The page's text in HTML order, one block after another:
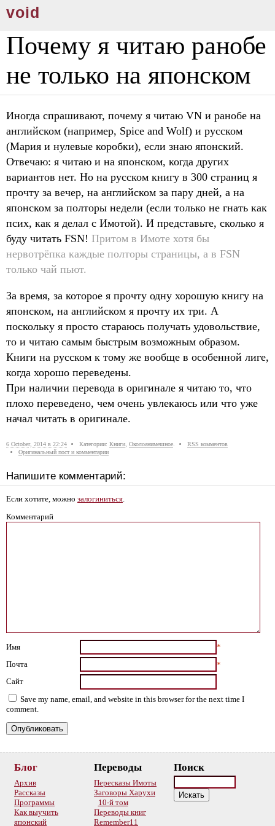
void
Почему я читаю ранобе
не только на японском
Иногда спрашивают, почему я читаю VN и ранобе на
английском (например, Spice and Wolf) и русском
(Мария и нулевые коробки), если знаю японский.
Отвечаю: я читаю и на японском, когда других
вариантов нет. Но на русском книгу в 300 страниц я
прочту за вечер, на английском за пару дней, а на
японском за полторы недели (если только не гнать как
псих, как я делал с Имотой). И представьте, сколько я
буду читать FSN! Притом в Имоте хотя бы
нервотрёпка каждые полторы страницы, а в FSN
только чай пьют.
За время, за которое я прочту одну хорошую книгу на
японском, на английском я прочту их три. А
поскольку я просто стараюсь получать удовольствие,
то и читаю самым быстрым возможным образом.
Книги на русском к тому же вообще в особенной лиге,
когда хорошо переведены.
При наличии перевода в оригинале я читаю то, что
плохо переведено, чем очень увлекаюсь или что уже
начал читать в оригинале.
6 October, 2014 в 22:24 Категории: Книги, Околоанимешное.
RSS комментов
Оригинальный пост и комментарии
Напишите комментарий:
Если хотите, можно залогиниться.
Комментарий
Имя
*
Почта
*
Сайт
Save my name, email, and website in this browser for the next time I
comment.
Блог
Архив
Рассказы
Программы
Как выучить
японский
Переводы
Пересказы Имоты
Заговоры Харухи
10-й том
Переводы книг
Remember11
Поиск